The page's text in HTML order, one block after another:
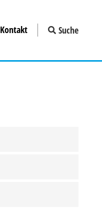
Suche
Kontakt